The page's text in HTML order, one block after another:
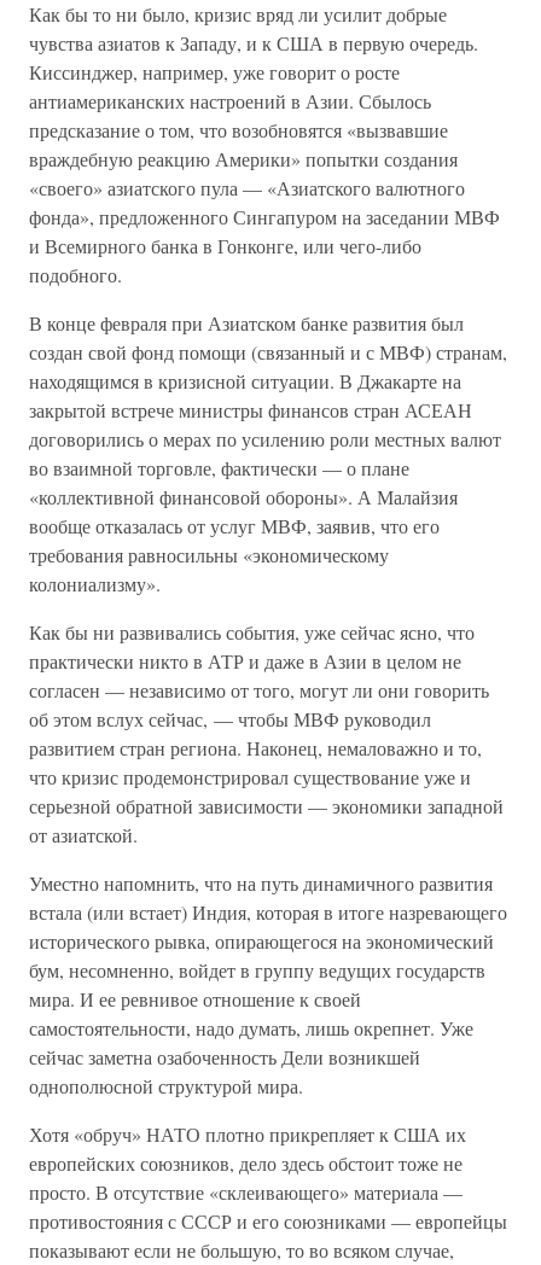
Как бы то ни было, кризис вряд ли усилит добрые
чувства азиатов к Западу, и к США в первую очередь.
Киссинджер, например, уже говорит о росте
антиамериканских настроений в Азии. Сбылось
предсказание о том, что возобновятся «вызвавшие
враждебную реакцию Америки» попытки создания
«своего» азиатского пула — «Азиатского валютного
фонда», предложенного Сингапуром на заседании МВФ
и Всемирного банка в Гонконге, или чего-либо
подобного.
В конце февраля при Азиатском банке развития был
создан свой фонд помощи (связанный и с МВФ) странам,
находящимся в кризисной ситуации. В Джакарте на
закрытой встрече министры финансов стран АСЕАН
договорились о мерах по усилению роли местных валют
во взаимной торговле, фактически — о плане
«коллективной финансовой обороны». А Малайзия
вообще отказалась от услуг МВФ, заявив, что его
требования равносильны «экономическому
колониализму».
Как бы ни развивались события, уже сейчас ясно, что
практически никто в АТР и даже в Азии в целом не
согласен — независимо от того, могут ли они говорить
об этом вслух сейчас, — чтобы МВФ руководил
развитием стран региона. Наконец, немаловажно и то,
что кризис продемонстрировал существование уже и
серьезной обратной зависимости — экономики западной
от азиатской.
Уместно напомнить, что на путь динамичного развития
встала (или встает) Индия, которая в итоге назревающего
исторического рывка, опирающегося на экономический
бум, несомненно, войдет в группу ведущих государств
мира. И ее ревнивое отношение к своей
самостоятельности, надо думать, лишь окрепнет. Уже
сейчас заметна озабоченность Дели возникшей
однополюсной структурой мира.
Хотя «обруч» НАТО плотно прикрепляет к США их
европейских союзников, дело здесь обстоит тоже не
просто. В отсутствие «склеивающего» материала —
противостояния с СССР и его союзниками — европейцы
показывают если не большую, то во всяком случае,